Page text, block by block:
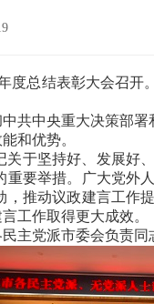
度总结表彰大会召
共中央重大决策部
和优势。
于坚持好、发展
要举措。广大党
推动议政建言工
工作取得更大成效。
主党派市委会负责同